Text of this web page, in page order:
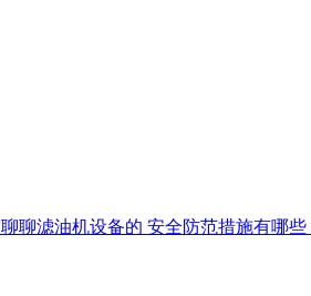
滤油机设备的 安全防范措施有哪